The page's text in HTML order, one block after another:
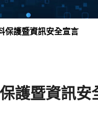
保護暨資訊安全宣言
護暨資訊安